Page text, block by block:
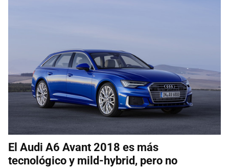
El Audi A6 Avant 2018 es más
tecnológico y mild-hybrid, pero no